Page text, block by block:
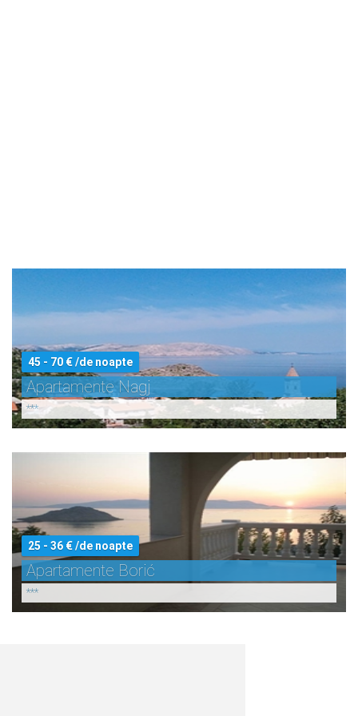
45 - 70 € /de noapte
Apartamente Nagj
***
25 - 36 € /de noapte
Apartamente Borić
***